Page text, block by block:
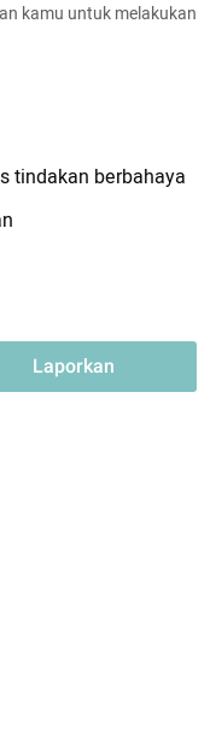
kamu untuk melakukan
tindakan berbahaya
Laporkan